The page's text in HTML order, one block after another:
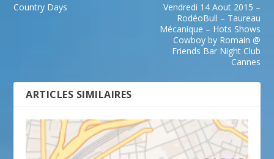
Country Days
Vendredi 14 Aout 2015 –
RodéoBull – Taureau
Mécanique – Hots Shows
Cowboy by Romain @
Friends Bar Night Club
Cannes
ARTICLES SIMILAIRES